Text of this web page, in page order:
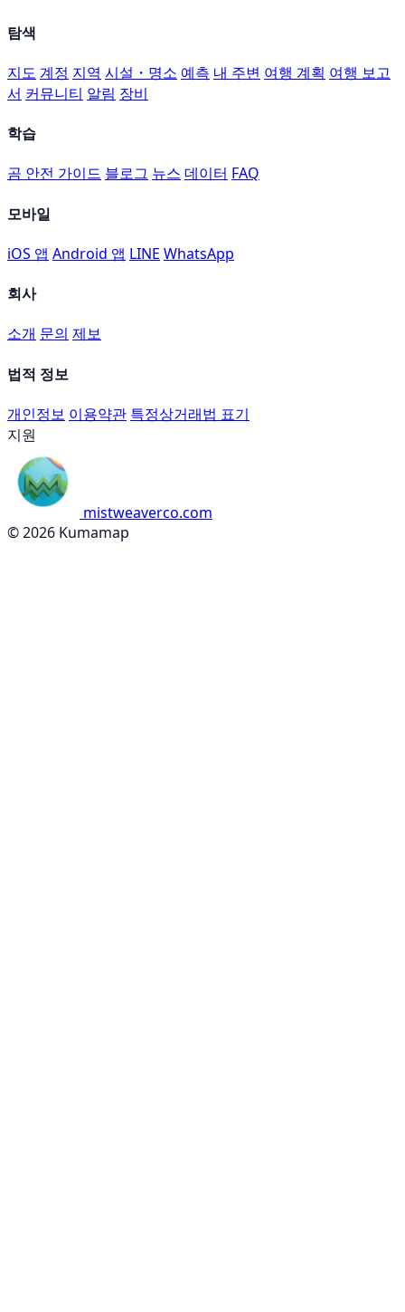
탐색
지도 계정 지역 시설・명소 예측 내 주변 여행 계획 여행 보고
서 커뮤니티 알림 장비
학습
곰 안전 가이드 블로그 뉴스 데이터 FAQ
모바일
iOS 앱 Android 앱 LINE WhatsApp
회사
소개 문의 제보
법적 정보
개인정보 이용약관 특정상거래법 표기
지원
mistweaverco.com
© 2026 Kumamap